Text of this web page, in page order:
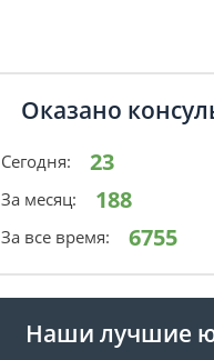
Оказано
Сегодня: 23
За месяц: 188
За все время: 6755
Наши лучшие